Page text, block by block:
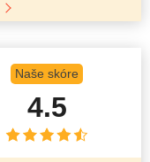
Naše skóre
4.5